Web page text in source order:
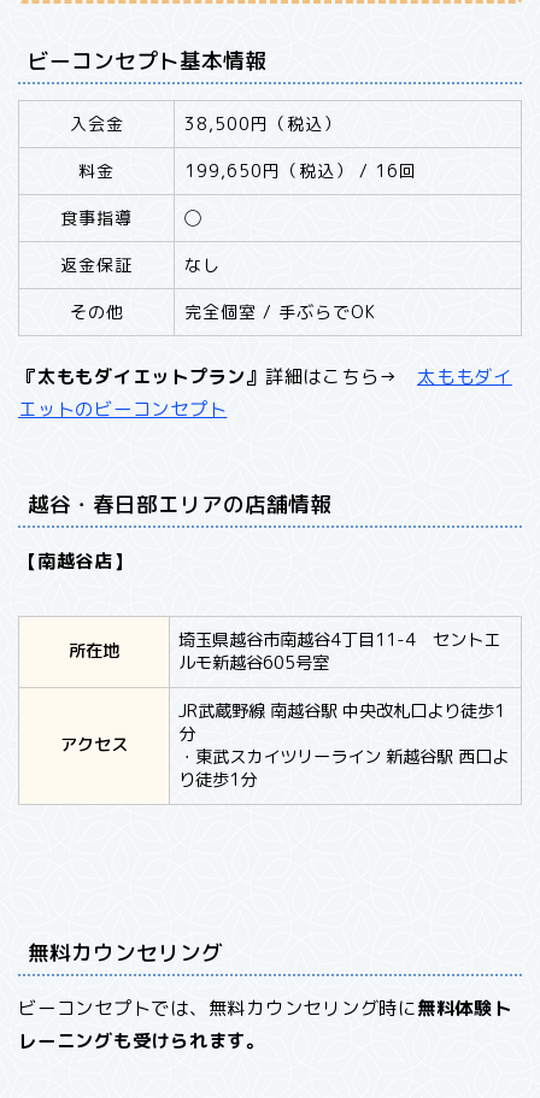
ビーコンセプト基本情報
入会金 38,500円（税込）
料金 199,650円（税込） / 16回
食事指導 ◯
返金保証 なし
その他 完全個室 / 手ぶらでOK
『太ももダイエットプラン』 詳細はこちら→ 太ももダイ
エットのビーコンセプト
越谷・春日部エリアの店舗情報
【南越谷店】
所在地
埼玉県越谷市南越谷4丁目11-4 セントエ
ルモ新越谷605号室
アクセス
JR武蔵野線 南越谷駅 中央改札口より徒歩1
分
・東武スカイツリーライン 新越谷駅 西口よ
り徒歩1分
無料カウンセリング
ビーコンセプトでは、無料カウンセリング時に無料体験ト
レーニングも受けられます。